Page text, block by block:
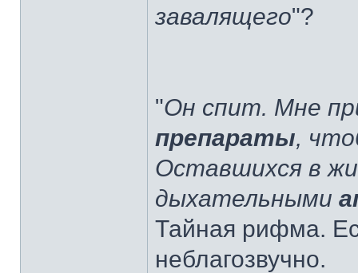
завалящего"?
"Он спит. Мне
препараты,
Оставшихся в
дыхательными
Тайная рифма.
неблагозвучно.